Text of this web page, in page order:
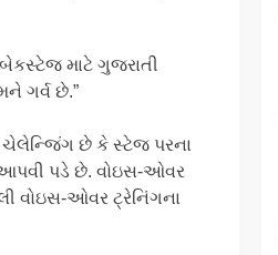
માટે ગુજરાતી
ગર્વ છે.”
ચેલેન્જિંગ છે કે સ્ટેજ પરના
પડે છે. વોઇસ-ઓવર
વોઇસ-ઓવર ટ્રેનિંગના